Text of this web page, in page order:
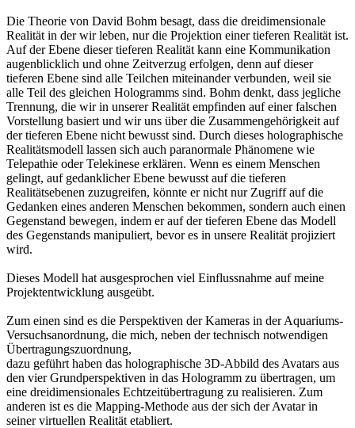
Die Theorie von David Bohm besagt, dass die dreidimensionale
Realität in der wir leben, nur die Projektion einer tieferen Realität ist.
Auf der Ebene dieser tieferen Realität kann eine Kommunikation
augenblicklich und ohne Zeitverzug erfolgen, denn auf dieser
tieferen Ebene sind alle Teilchen miteinander verbunden, weil sie
alle Teil des gleichen Hologramms sind. Bohm denkt, dass jegliche
Trennung, die wir in unserer Realität empfinden auf einer falschen
Vorstellung basiert und wir uns über die Zusammengehörigkeit auf
der tieferen Ebene nicht bewusst sind. Durch dieses holographische
Realitätsmodell lassen sich auch paranormale Phänomene wie
Telepathie oder Telekinese erklären. Wenn es einem Menschen
gelingt, auf gedanklicher Ebene bewusst auf die tieferen
Realitätsebenen zuzugreifen, könnte er nicht nur Zugriff auf die
Gedanken eines anderen Menschen bekommen, sondern auch einen
Gegenstand bewegen, indem er auf der tieferen Ebene das Modell
des Gegenstands manipuliert, bevor es in unsere Realität projiziert
wird.
Dieses Modell hat ausgesprochen viel Einflussnahme auf meine
Projektentwicklung ausgeübt.
Zum einen sind es die Perspektiven der Kameras in der Aquariums-
Versuchsanordnung, die mich, neben der technisch notwendigen
Übertragungszuordnung,
dazu geführt haben das holographische 3D-Abbild des Avatars aus
den vier Grundperspektiven in das Hologramm zu übertragen, um
eine dreidimensionales Echtzeitübertragung zu realisieren. Zum
anderen ist es die Mapping-Methode aus der sich der Avatar in
seiner virtuellen Realität etabliert.